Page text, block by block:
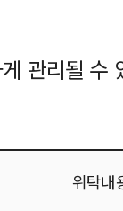
관리될 수
위탁내